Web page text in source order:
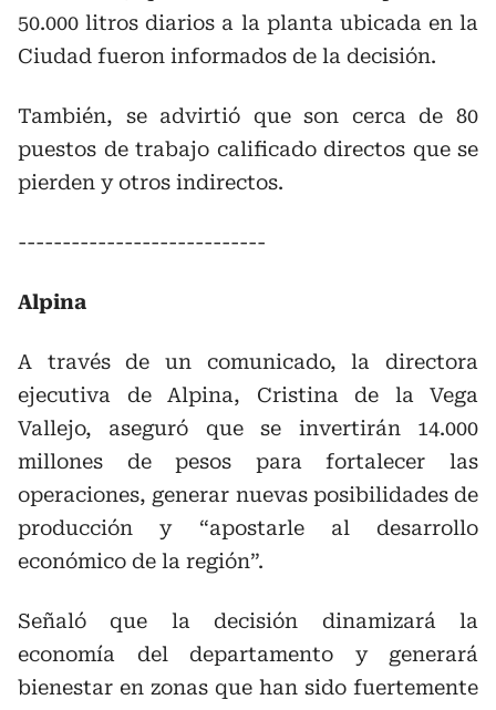
50.000 litros diarios a la planta ubicada en la
Ciudad fueron informados de la decisión.
También, se advirtió que son cerca de 80
puestos de trabajo calificado directos que se
pierden y otros indirectos.
----------------------------
Alpina
A través de un comunicado, la directora
ejecutiva de Alpina, Cristina de la Vega
Vallejo, aseguró que se invertirán 14.000
millones de pesos para fortalecer las
operaciones, generar nuevas posibilidades de
producción y “apostarle al desarrollo
económico de la región”.
Señaló que la decisión dinamizará la
economía del departamento y generará
bienestar en zonas que han sido fuertemente